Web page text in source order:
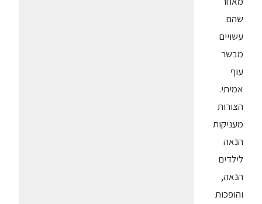
שהם
עשויים
מבשר
עוף
אמיתי.
הצורות
מעניקות
הנאה
לילדים
הנאה,
והופכות